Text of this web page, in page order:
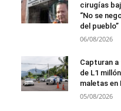
cirugías
“No se
del pueblo”
06/08/2026
Capturan
de L1
maletas en
05/08/2026